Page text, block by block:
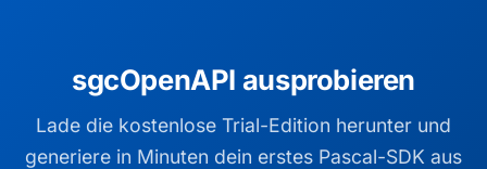
sgcOpenAPI ausprobieren
Lade die kostenlose Trial-Edition herunter und
generiere in Minuten dein erstes Pascal-SDK aus